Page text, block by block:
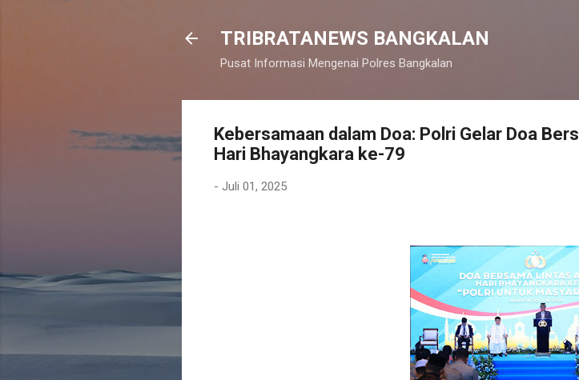
TRIBRATANEWS BANGKALAN
Pusat Informasi Mengenai Polres Bangkalan
Kebersamaan dalam Doa: Polri Gelar Doa
Hari Bhayangkara ke-79
- Juli 01, 2025